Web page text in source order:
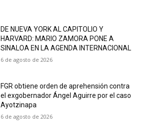
DE NUEVA YORK AL CAPITOLIO Y
HARVARD: MARIO ZAMORA PONE A
SINALOA EN LA AGENDA INTERNACIONAL
6 de agosto de 2026
FGR obtiene orden de aprehensión contra
el exgobernador Ángel Aguirre por el caso
Ayotzinapa
6 de agosto de 2026